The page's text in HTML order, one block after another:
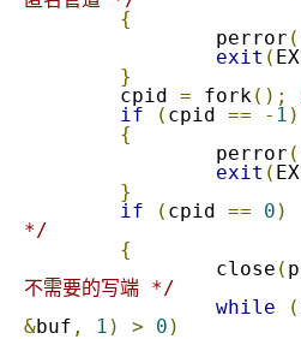
{
		perror
(
exit (
}
	cpid
= fork ();
if
( cpid == - 1 )
{
		perror
(
exit (
}
if
( cpid == 0 )
*/
{
		close
(
不需要的写端 */
while
(
&buf , 1 ) > 0 )